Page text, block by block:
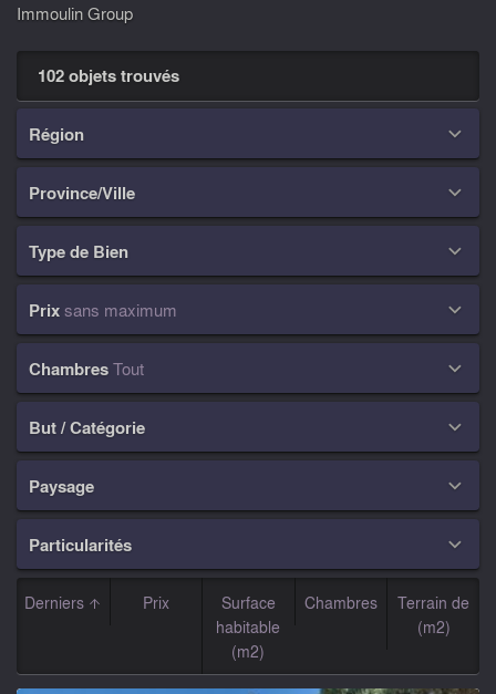
Immoulin Group
102 objets trouvés
Région 
Province/Ville 
Type de Bien 
Prix sans maximum 
ChambresTout 
But / Catégorie 
Paysage 
Particularités 
Derniers Prix
Surface
habitable
(m2)
Chambres
Terrain de
(m2)